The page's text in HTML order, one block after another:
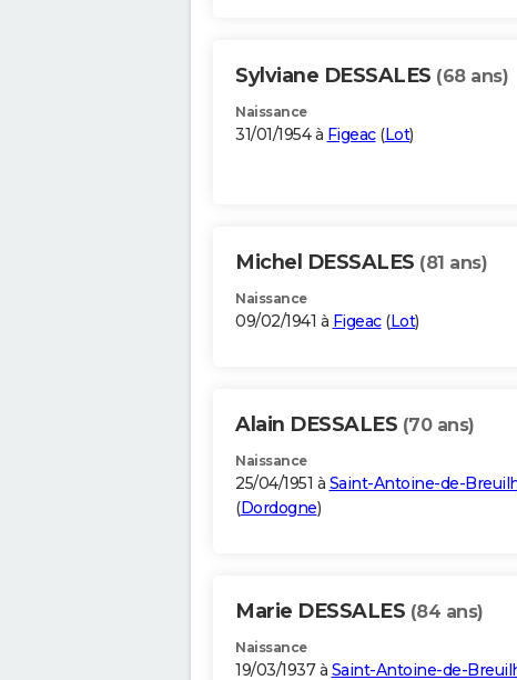
Sylviane DESSALES (68 ans)
Naissance
31/01/1954 à Figeac(Lot)
Michel DESSALES (81 ans)
Naissance
09/02/1941 à Figeac(Lot)
Alain DESSALES (70 ans)
Naissance
25/04/1951 à Saint-Antoine-de-
(Dordogne)
Marie DESSALES (84 ans)
Naissance
19/03/1937 à Saint-Antoine-de-